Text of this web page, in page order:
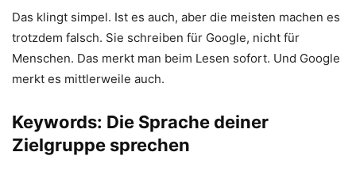
Das klingt simpel. Ist es auch, aber die meisten machen es
trotzdem falsch. Sie schreiben für Google, nicht für
Menschen. Das merkt man beim Lesen sofort. Und Google
merkt es mittlerweile auch.
Keywords: Die Sprache deiner
Zielgruppe sprechen